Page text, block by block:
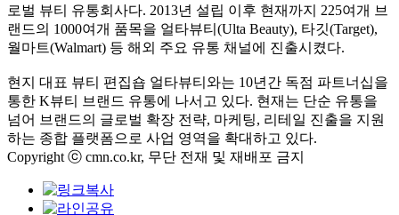
로벌 뷰티 유통회사다. 2013년 설립 이후 현재까지 225여개 브
랜드의 1000여개 품목을 얼타뷰티(Ulta Beauty), 타깃(Target),
월마트(Walmart) 등 해외 주요 유통 채널에 진출시켰다.
현지 대표 뷰티 편집숍 얼타뷰티와는 10년간 독점 파트너십을
통한 K뷰티 브랜드 유통에 나서고 있다. 현재는 단순 유통을
넘어 브랜드의 글로벌 확장 전략, 마케팅, 리테일 진출을 지원
하는 종합 플랫폼으로 사업 영역을 확대하고 있다.
Copyright ⓒ cmn.co.kr, 무단 전재 및 재배포 금지